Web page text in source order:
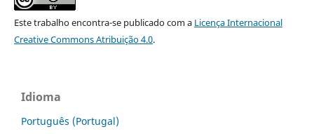
Este trabalho encontra-se publicado com a Licença Internacional
Creative Commons Atribuição 4.0.
Idioma
Português (Portugal)